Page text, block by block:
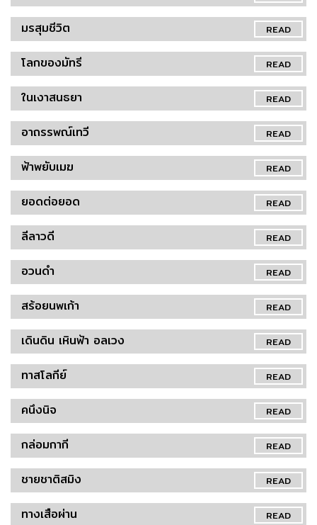
READ
มรสุมชีวิต
READ
โลกของมัทรี
READ
ในเงาสนธยา
READ
อาถรรพณ์เทวี
READ
ฟ้าพยับเมฆ
READ
ยอดต่อยอด
READ
ลีลาวดี
READ
อวนดำ
READ
สร้อยนพเก้า
READ
เดินดิน เหินฟ้า อลเวง
READ
ทาสโลกีย์
READ
คนึงนิจ
READ
กล่อมกากี
READ
ชายชาติสมิง
READ
ทางเสือผ่าน